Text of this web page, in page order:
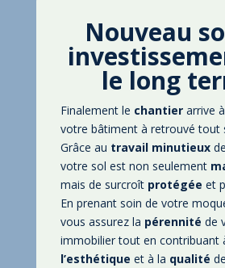
Nouveau
le long
Finalement le chantierarrive
votre bâtiment à retrouvé tout
Grâce au travail minutieux
votre sol est non seulement
mais de surcroît protégée et
En prenant soin de votre
vous assurez la pérennité de
immobilier tout en contribuant
l’esthétique et à la qualité